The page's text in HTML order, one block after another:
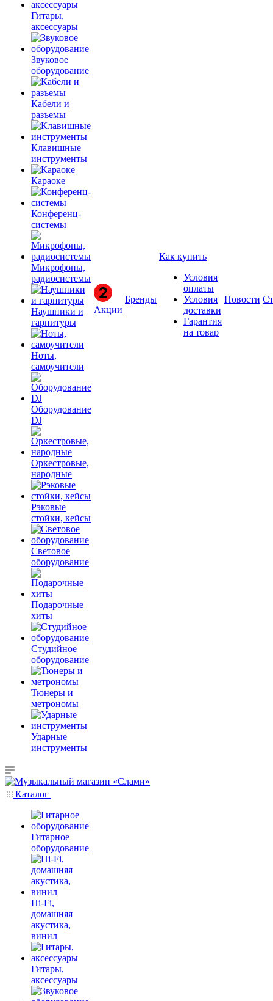
Гитары,
аксессуары
Звуковое
оборудование
Кабели и
разъемы
Клавишные
инструменты
Караоке
Конференц-
системы
Микрофоны,
радиосистемы
Наушники и
гарнитуры
Ноты,
самоучители
Оборудование
DJ
Оркестровые,
народные
Рэковые
стойки, кейсы
Световое
оборудование
Подарочные
хиты
Студийное
оборудование
Тюнеры и
метрономы
Ударные
инструменты
Акции
Бренды
Как купить
Условия
оплаты
Условия
доставки
Гарантия
на товар
Новости
Каталог
Гитарное
оборудование
Hi-Fi,
домашняя
акустика,
винил
Гитары,
аксессуары